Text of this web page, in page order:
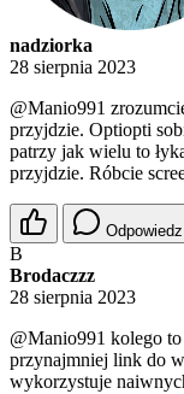
nadziorka
28 sierpnia 2023
@Manio991
przyjdzie. Optiopti
patrzy jak wielu to
przyjdzie. Róbcie
Odpowiedz
B
Brodaczzz
28 sierpnia 2023
@Manio991 kolego
przynajmniej link do
wykorzystuje